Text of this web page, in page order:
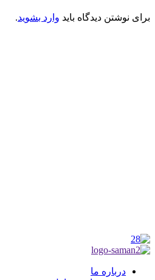
برای نوشتن دیدگاه باید وارد بشوید.
درباره ما